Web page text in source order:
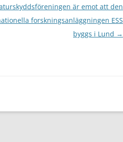
är emot att den
forskningsanläggningen ESS
byggs i Lund →